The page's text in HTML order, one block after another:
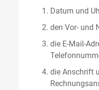
Datum und
den Vor- und
die E-Mail-
die Anschrift